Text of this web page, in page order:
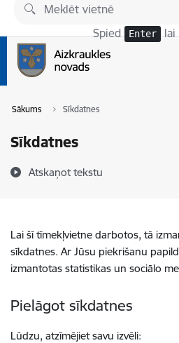
Pāriet uz lapas saturu
Spied Enter lai
Sākums Sīkdatnes
Sīkdatnes
Atskaņot tekstu
Lai šī tīmekļvietne darbotos, tā
sīkdatnes. Ar Jūsu piekrišanu
izmantotas statistikas un sociālo
Pielāgot sīkdatnes
Lūdzu, atzīmējiet savu izvēli: